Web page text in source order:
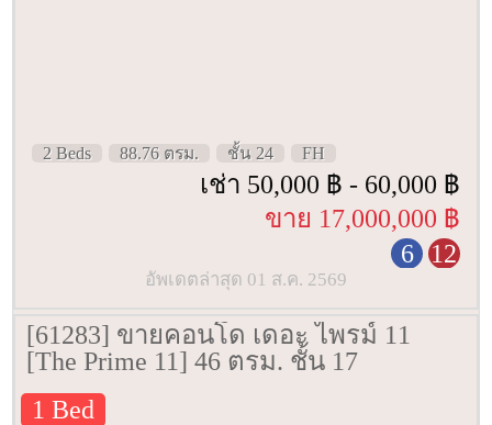
2 Beds 88.76 ตรม. ชั้น 24 FH
เช่า 50,000 ฿ - 60,000 ฿
ขาย 17,000,000 ฿
6
12
อัพเดตล่าสุด 01 ส.ค. 2569
[61283] ขายคอนโด เดอะ ไพรม์ 11
[The Prime 11] 46 ตรม. ชั้น 17
1 Bed